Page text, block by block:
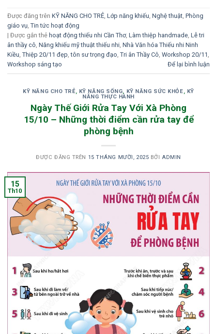
Được đăng trên KỸ NĂNG CHO TRẺ, Lớp năng khiếu, Nghệ thuật, Phòng
giáo vụ, Tin tức hoạt động
| Được gắn thẻ hoạt động thiếu nhi Cần Thơ, Làm thiệp handmade, Lễ tri
ân thầy cô, Năng khiếu mỹ thuật thiếu nhi, Nhà Văn hóa Thiếu nhi Ninh
Kiều, Thiệp 20/11 đẹp,tôn sư trọng đạo, Tri ân Thầy Cô, Workshop 20/11,
Workshop sáng tạo
Để lại bình luận
KỸ NĂNG CHO TRẺ, KỸ NĂNG SỐNG, KỸ NĂNG SỨC KHỎE, KỸ
NĂNG THỰC HÀNH
Ngày Thế Giới Rửa Tay Với Xà Phòng
15/10 – Những thời điểm cần rửa tay để
phòng bệnh
ĐƯỢC ĐĂNG TRÊN 15 THÁNG MƯỜI, 2025 BỞIADMIN
15
Th10